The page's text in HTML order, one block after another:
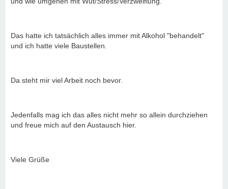
Das hatte ich tatsächlich alles immer mit Alkohol "behandelt"
und ich hatte viele Baustellen.
Da steht mir viel Arbeit noch bevor.
Jedenfalls mag ich das alles nicht mehr so allein durchziehen
und freue mich auf den Austausch hier.
Viele Grüße